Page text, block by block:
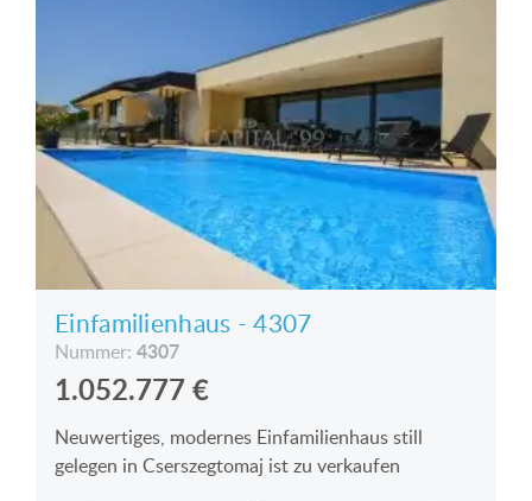
Einfamilienhaus - 4307
Nummer: 4307
1.052.777 €
Neuwertiges, modernes Einfamilienhaus still
gelegen in Cserszegtomaj ist zu verkaufen